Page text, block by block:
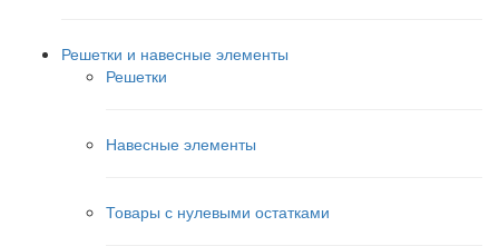
Решетки и навесные элементы
Решетки
Навесные элементы
Товары с нулевыми остатками